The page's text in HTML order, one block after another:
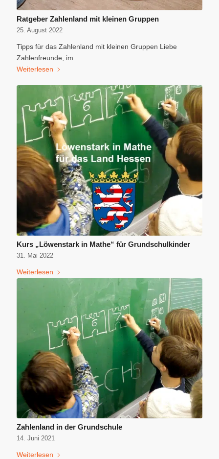
Ratgeber Zahlenland mit kleinen Gruppen
25. August 2022
Tipps für das Zahlenland mit kleinen Gruppen Liebe
Zahlenfreunde, im…
Weiterlesen
Kurs „Löwenstark in Mathe“ für Grundschulkinder
31. Mai 2022
Weiterlesen
Zahlenland in der Grundschule
14. Juni 2021
Weiterlesen